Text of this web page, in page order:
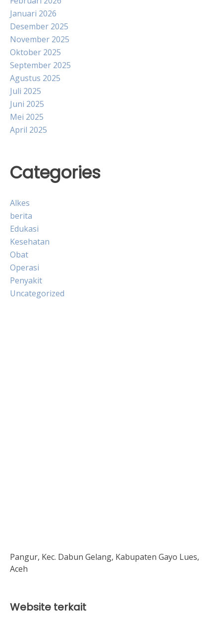
Januari 2026
Desember 2025
November 2025
Oktober 2025
September 2025
Agustus 2025
Juli 2025
Juni 2025
Mei 2025
April 2025
Categories
Alkes
berita
Edukasi
Kesehatan
Obat
Operasi
Penyakit
Uncategorized
Pangur, Kec. Dabun Gelang, Kabupaten Gayo Lues,
Aceh
Website terkait